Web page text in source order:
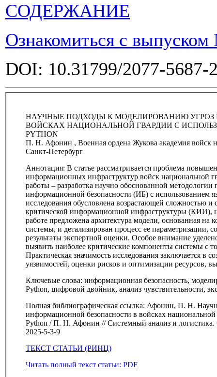
СОДЕРЖАНИЕ
Ознакомиться с
DOI: 10.31799/2077-5687-
НАУЧНЫЕ ПОДХОДЫ К МОДЕЛИРОВАНИЮ
ВОЙСКАХ НАЦИОНАЛЬНОЙ ГВАРДИИ С
PYTHON
П. Н. Афонин , Военная ордена Жукова академия войск
Санкт-Петербург
Аннотация: В статье рассматривается проблема
информационных инфраструктур войск национальной
работы – разработка научно обоснованной
информационной безопасности (ИБ) с использованием
исследования обусловлена возрастающей сложностью
критической информационной инфраструктуры (КИИ),
работе предложена архитектура модели, основанная
системы, и детализирован процесс ее
результаты экспертной оценки. Особое внимание
выявить наиболее критические компоненты системы с
Практическая значимость исследования заключается в
уязвимостей, оценки рисков и оптимизации ресурсов,
Ключевые слова: информационная безопасность,
Python, цифровой двойник, анализ чувствительности,
Полная библиографическая ссылка: Афонин, П. Н.
информационной безопасности в войсках
Python / П. Н. Афонин // Системный анализ и
2025-5-3-9
ТЕКСТ СТАТЬИ (РИНЦ)
Читать полный текст статьи: PDF